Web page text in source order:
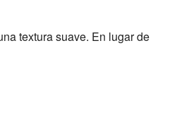
textura suave. En lugar de